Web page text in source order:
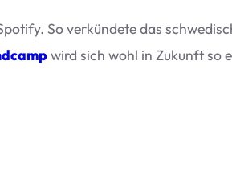
So ver­kün­dete das
wird sich wohl in Zukunft so